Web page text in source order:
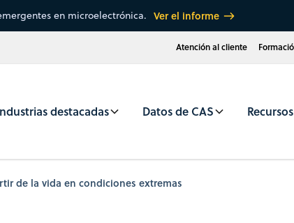
en microelectrónica. Ver el informe
Atención al cliente
destacadas Datos de CAS Recursos
de la vida en condiciones extremas